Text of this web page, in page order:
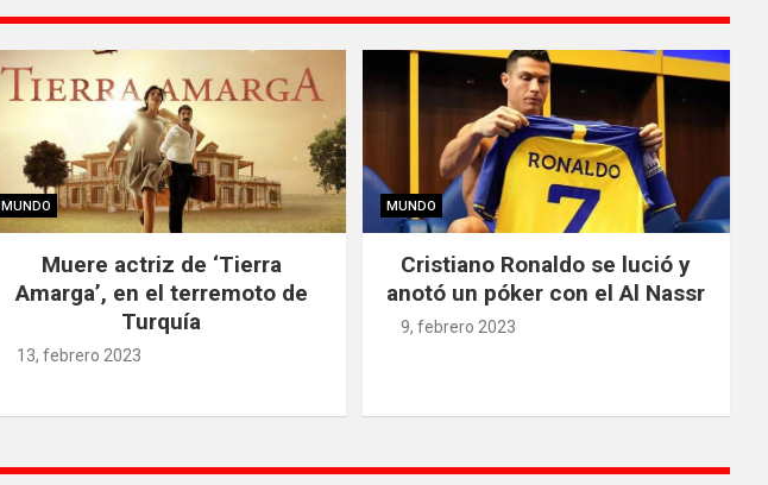
MUNDO
Muere actriz de ‘Tierra
Amarga’, en el terremoto de
Turquía
13, febrero 2023
MUNDO
Cristiano Ronaldo se lució y
anotó un póker con el Al Nassr
9, febrero 2023